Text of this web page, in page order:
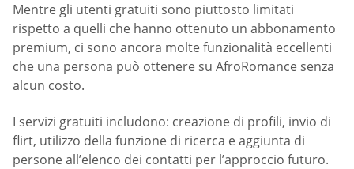
Mentre gli utenti gratuiti sono piuttosto limitati
rispetto a quelli che hanno ottenuto un abbonamento
premium, ci sono ancora molte funzionalità eccellenti
che una persona può ottenere su AfroRomance senza
alcun costo.
I servizi gratuiti includono: creazione di profili, invio di
flirt, utilizzo della funzione di ricerca e aggiunta di
persone all’elenco dei contatti per l’approccio futuro.